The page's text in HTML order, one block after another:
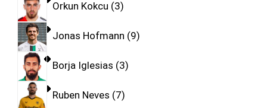
Orkun Kokcu 3
Jonas Hofmann 9
Borja Iglesias 3
Ruben Neves 7